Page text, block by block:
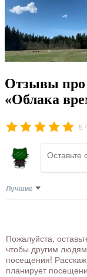
Отзывы про
«Облака
5 /
Лучшие
Пожалуйста,
чтобы другим
посещения!
планирует